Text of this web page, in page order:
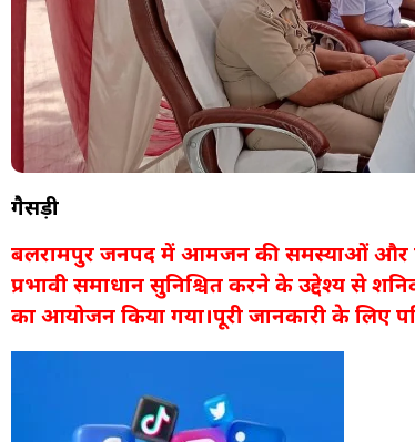
गैसड़ी
बलरामपुर जनपद में आमजन की समस्याओं और
प्रभावी समाधान सुनिश्चित करने के उद्देश्य से
का आयोजन किया गया।पूरी जानकारी के लिए